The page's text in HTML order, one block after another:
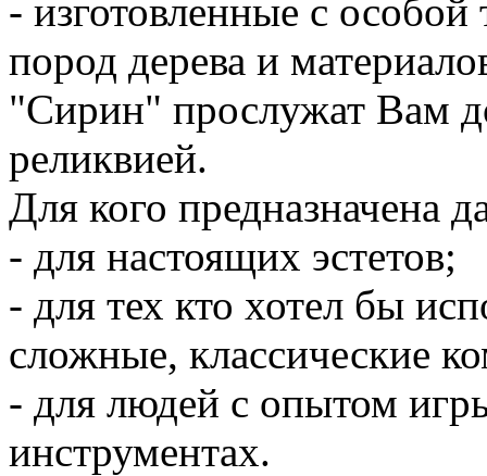
- изготовленные с
пород дерева и
"Сирин" прослужат Вам
реликвией.
Для кого предназначена
- для настоящих эстетов;
- для тех кто хотел бы
сложные, классические
- для людей с опытом
инструментах.